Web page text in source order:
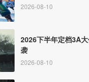
2026-08-10
2026下半年定档3A
袭
2026-08-10